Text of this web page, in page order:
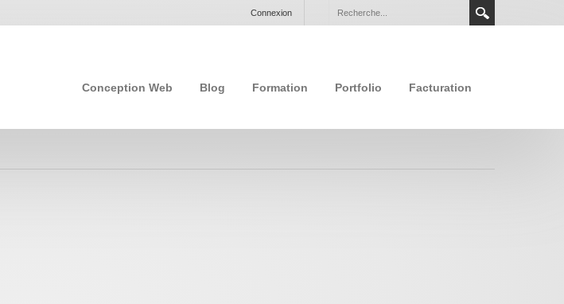
Connexion
Conception Web Blog Formation Portfolio Facturation